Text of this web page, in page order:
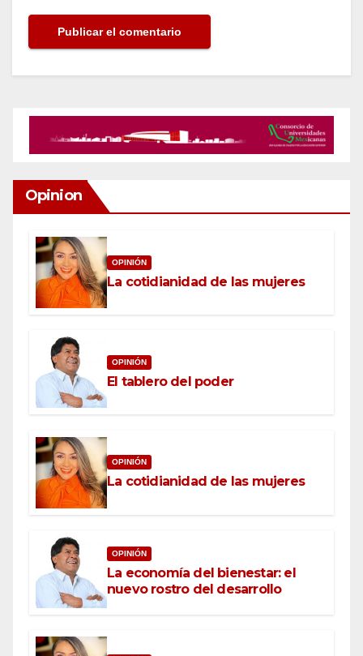
Opinion
OPINIÓN
La cotidianidad de las mujeres
OPINIÓN
El tablero del poder
OPINIÓN
La cotidianidad de las mujeres
OPINIÓN
La economía del bienestar: el
nuevo rostro del desarrollo